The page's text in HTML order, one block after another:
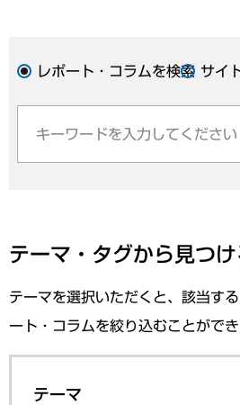
レポート・コラムを検索 サイ
テーマ・タグから見つけ
テーマを選択いただくと、該当す
ート・コラムを絞り込むことができ
テーマ